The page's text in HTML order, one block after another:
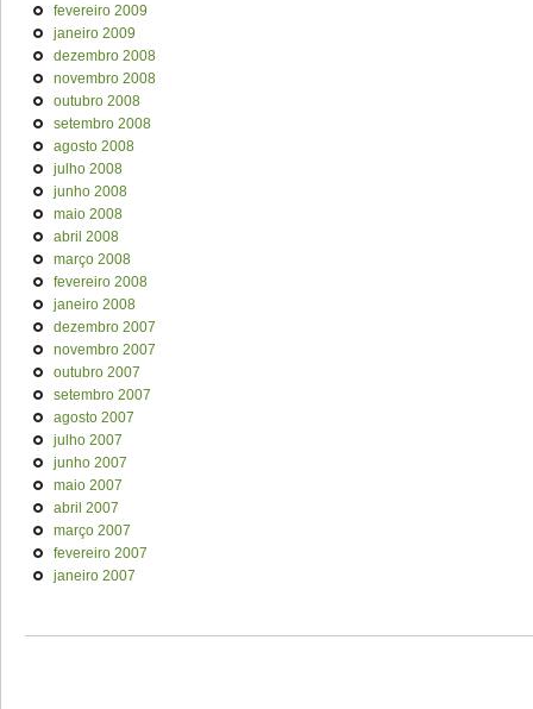
fevereiro 2009
janeiro 2009
dezembro 2008
novembro 2008
outubro 2008
setembro 2008
agosto 2008
julho 2008
junho 2008
maio 2008
abril 2008
março 2008
fevereiro 2008
janeiro 2008
dezembro 2007
novembro 2007
outubro 2007
setembro 2007
agosto 2007
julho 2007
junho 2007
maio 2007
abril 2007
março 2007
fevereiro 2007
janeiro 2007